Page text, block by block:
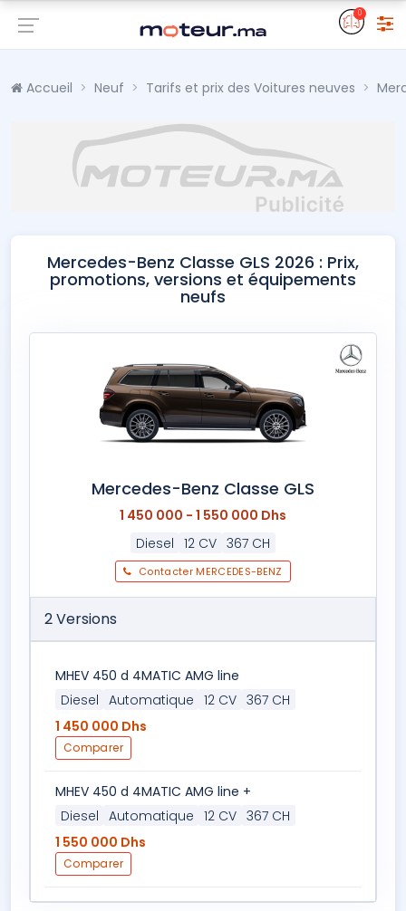
0
Accueil Neuf Tarifs et prix des Voitures neuves
Mercedes-Benz Classe GLS 2026 : Prix,
promotions, versions et équipements
neufs
Mercedes-Benz Classe GLS
1 450 000 - 1 550 000 Dhs
Diesel 12 CV 367 CH
Contacter MERCEDES-BENZ
2 Versions
MHEV 450 d 4MATIC AMG line
Diesel Automatique 12 CV 367 CH
1 450 000 Dhs
Comparer
MHEV 450 d 4MATIC AMG line +
Diesel Automatique 12 CV 367 CH
1 550 000 Dhs
Comparer